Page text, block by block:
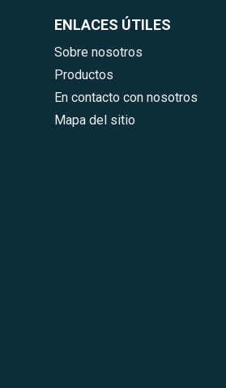
ENLACES ÚTILES
Sobre nosotros
Productos
En contacto con nosotros
Mapa del sitio